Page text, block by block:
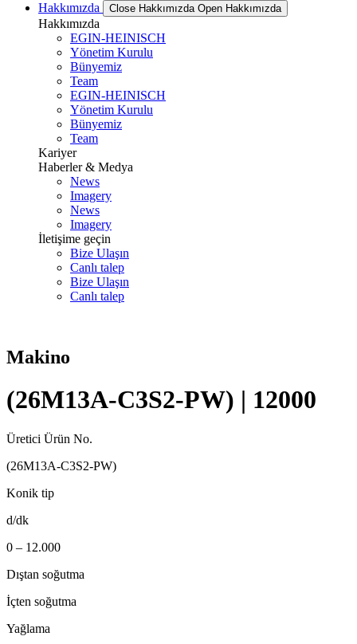
Hakkımızda
Close Hakkımızda Open Hakkımızda
Hakkımızda
EGIN-HEINISCH
Yönetim Kurulu
Bünyemiz
Team
EGIN-HEINISCH
Yönetim Kurulu
Bünyemiz
Team
Kariyer
Haberler & Medya
News
Imagery
News
Imagery
İletişime geçin
Bize Ulaşın
Canlı talep
Bize Ulaşın
Canlı talep
Makino
(26M13A-C3S2-PW) | 12000
Üretici Ürün No.
(26M13A-C3S2-PW)
Konik tip
d/dk
0 – 12.000
Dıştan soğutma
İçten soğutma
Yağlama